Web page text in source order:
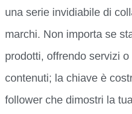
una serie invidiabile di
marchi. Non importa se
prodotti, offrendo servizi
contenuti; la chiave è
follower che dimostri la